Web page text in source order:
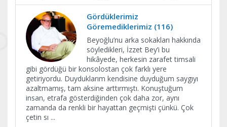
Gördüklerimiz
Göremediklerimiz (116)
Beyoğlu’nu arka sokakları hakkında
söyledikleri, İzzet Bey’i bu
hikâyede, herkesin zarafet timsali
gibi gördüğü bir konsolostan çok farklı yere
getiriyordu. Duyduklarım kendisine duyduğum saygıyı
azaltmamış, tam aksine arttırmıştı. Konuştuğum
insan, etrafa gösterdiğinden çok daha zor, aynı
zamanda da renkli bir hayattan geçmişti çünkü. Çok
çetin sı ...